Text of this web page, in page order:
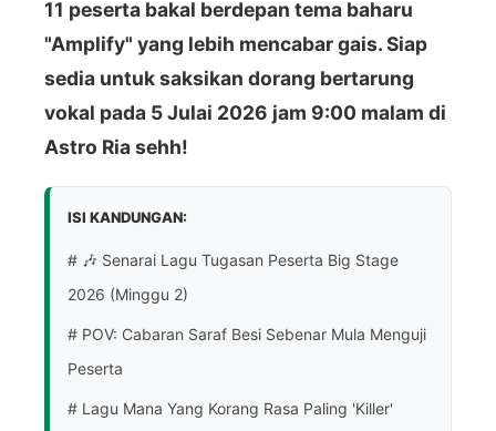
11 peserta bakal berdepan tema baharu
"Amplify" yang lebih mencabar gais. Siap
sedia untuk saksikan dorang bertarung
vokal pada 5 Julai 2026 jam 9:00 malam di
Astro Ria sehh!
ISI KANDUNGAN:
# 🎶 Senarai Lagu Tugasan Peserta Big Stage
2026 (Minggu 2)
# POV: Cabaran Saraf Besi Sebenar Mula Menguji
Peserta
# Lagu Mana Yang Korang Rasa Paling 'Killer'